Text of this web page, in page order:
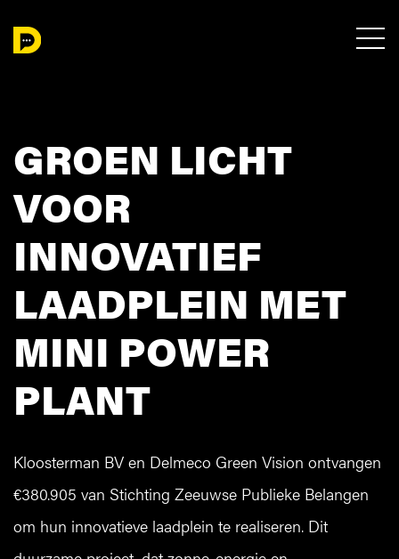
GROEN LICHT
VOOR
INNOVATIEF
LAADPLEIN MET
MINI POWER
PLANT
Kloosterman BV en Delmeco Green Vision ontvangen
€380.905 van Stichting Zeeuwse Publieke Belangen
om hun innovatieve laadplein te realiseren. Dit